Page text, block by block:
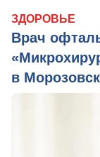
ЗДОРОВЬЕ
Врач
в